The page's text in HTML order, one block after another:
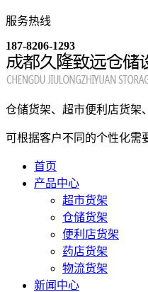
服务热线
187-8206-1293
仓储货架、超市便利店货架
可根据客户不同的个性化需
首页
产品中心
超市货架
仓储货架
便利店货架
药店货架
物流货架
新闻中心